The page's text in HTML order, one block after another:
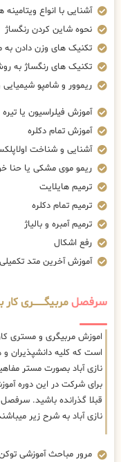
آشنایی با انواع
نحوه شاین کردن رنگساژ
تکنیک های وزن دادن به
تکنیک های رنگساژ به
ریموور و شامپو
آموزش فیلراسیون یا
آموزش تمام دکلره
آشنایی و شناخت
ریمو موی مشکی یا حنا
ترمیم هایلایت
ترمیم تمام دکلره
ترمیم آمبره و بالیاژ
رفع اشکال
آموزش آخرین متد تکمیلی
سرفصل
اموزش مربیگری و مستری
است که کلیه دانشپذیران و
نازی آباد بصورت مستر
برای شرکت در این دوره
قبلا گذرانده باشید.
نازی آباد به شرح زیر
مرور مباحث آموزشی